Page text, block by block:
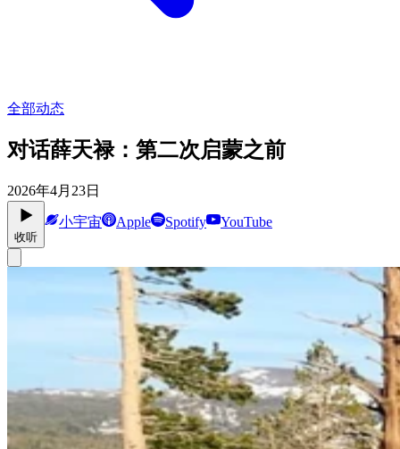
全部动态
对话薛天禄：第二次启蒙之前
2026年4月23日
收听
小宇宙 Apple Spotify YouTube